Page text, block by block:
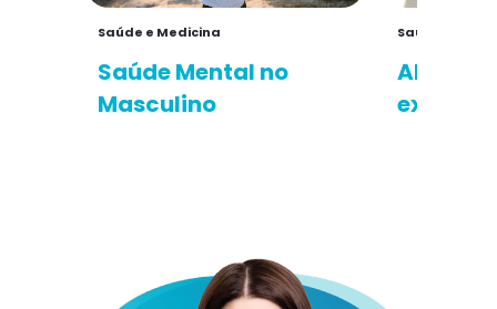
Saúde e Medicina
Saúde Mental no
Masculino
Saúde e